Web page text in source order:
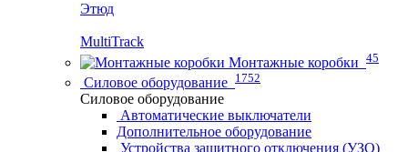
Этюд
MultiTrack
Монтажные коробки 45
Силовое оборудование 1752
Силовое оборудование
Автоматические выключатели
Дополнительное оборудование
Устройства защитного отключения (УЗО)